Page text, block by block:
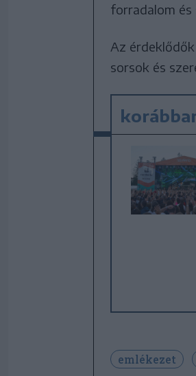
forradalom és
Az
sorsok és
emlékezet